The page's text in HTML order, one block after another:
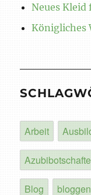
Neues Kleid
Königliches
Arbeit
Blog bloggen